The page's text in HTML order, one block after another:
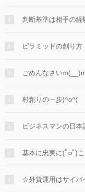
判断基準は相手の
ピラミッドの創り方
ごめんなさい
村創りの一歩)^o^(
ビジネスマンの日
基本に忠実に(ﾟoﾟ)
☆外貨運用はサイ